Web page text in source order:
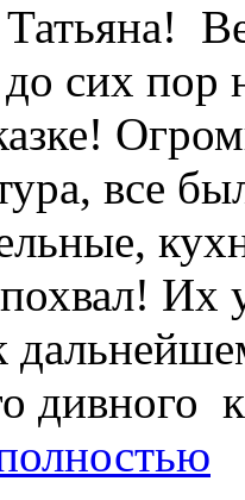
сих пор
все
Их
дивного